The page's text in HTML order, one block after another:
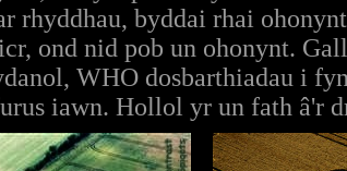
rhyddhau, byddai rhai
ond nid pob un ohonynt.
WHO dosbarthiadau i
iawn. Hollol yr un fath â'r